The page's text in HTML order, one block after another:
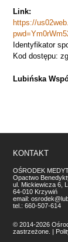
Link:
https://
Identyfikator
Kod dostępu:
Lubińska
KONTAKT
OŚRODEK
Opactwo
ul. Mickiewicza 6,
64-010 Krzywiń
email:
tel.:660-507-614
© 2014-2026
zastrzeżone. |